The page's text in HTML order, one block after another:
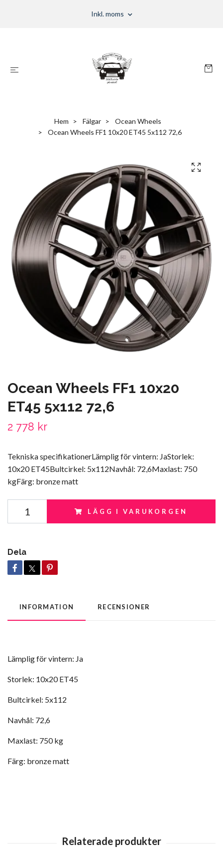
Inkl. moms
Hem Fälgar
Ocean Wheels
Ocean Wheels FF1 10x20 ET45 5x112 72,6
Ocean Wheels FF1 10x20
ET45 5x112 72,6
2 778 kr
Tekniska specifikationerLämplig för vintern: JaStorlek:
10x20 ET45Bultcirkel: 5x112Navhål: 72,6Maxlast: 750
kgFärg: bronze matt
LÄGG I VARUKORGEN
Dela
INFORMATION RECENSIONER
Lämplig för vintern: Ja
Storlek: 10x20 ET45
Bultcirkel: 5x112
Navhål: 72,6
Maxlast: 750 kg
Färg: bronze matt